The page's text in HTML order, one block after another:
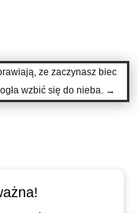
ze zaczynasz biec
wzbić się do nieba. →